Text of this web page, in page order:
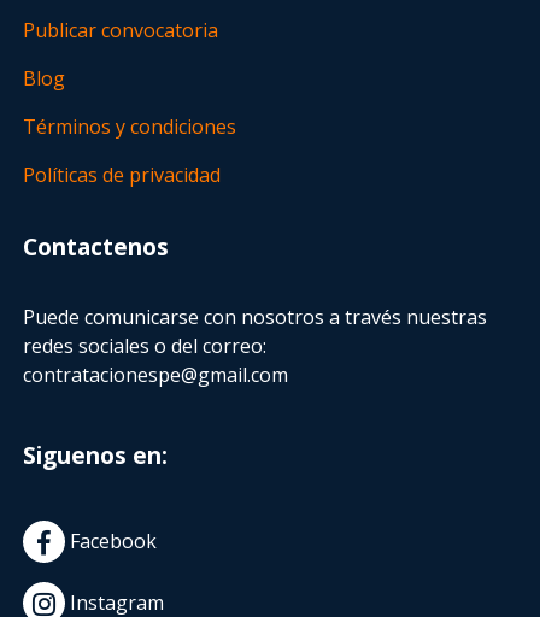
Publicar convocatoria
Blog
Términos y condiciones
Políticas de privacidad
Contactenos
Puede comunicarse con nosotros a través nuestras
redes sociales o del correo:
contratacionespe@gmail.com
Siguenos en:
Facebook
Instagram